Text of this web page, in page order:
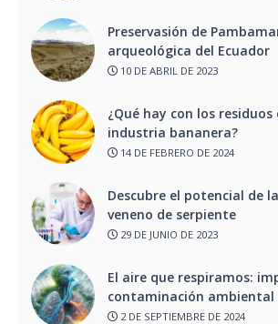
Preservasión de
arqueológica del Ecuador
10 DE ABRIL DE 2023
¿Qué hay con los
industria bananera?
14 DE FEBRERO DE 2024
Descubre el potencial de
veneno de serpiente
29 DE JUNIO DE 2023
El aire que respiramos:
contaminación ambiental
2 DE SEPTIEMBRE DE 2024